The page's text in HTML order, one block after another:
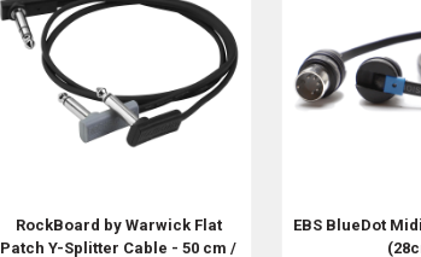
RockBoard by Warwick Flat
Patch Y-Splitter Cable - 50 cm /
EBS BlueDot